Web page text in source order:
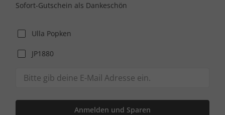
Sofort-Gutschein als Dankeschön
Ulla Popken
JP1880
Anmelden und Sparen